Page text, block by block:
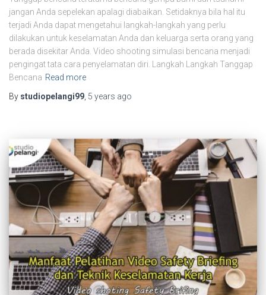
jangan Anda sepelekan apalagi diabaikan. Setidaknya bila hal itu
terjadi Anda dapat mengetahui langkah-langkah yang perlu
dilakukan untuk keselamatan Anda dan keluarga serta orang yang
berada disekitar Anda. Video shooting simulasi bencana menjadi
pengingat tata cara penyelamatan diri. Langkah Langkah Tanggap
Bencana Read more
By studiopelangi99 5 years ago